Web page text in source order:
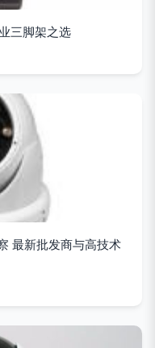
三脚架之选
最新批发商与高技术